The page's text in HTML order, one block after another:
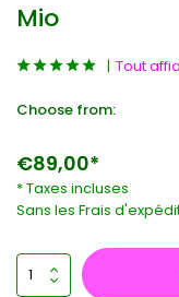
Mio
Tout
Choose from:
€89,00*
* Taxes incluses
Sans les Frais